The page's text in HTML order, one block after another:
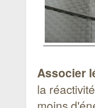
Associer
la